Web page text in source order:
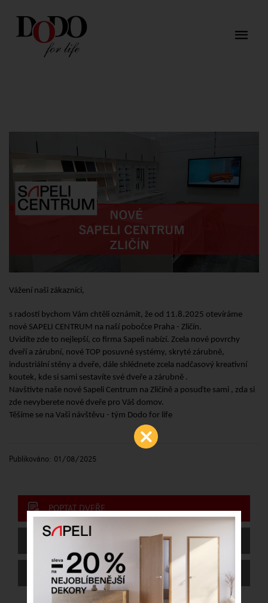
Vážení naši zákazníci,
s radostí bychom Vám chtěli oznámit, že od 11.8.2025 otevíráme
nové SAPELI CENTRUM na naší pobočce Praha - Zličín.
Uvidíte zde to nejlepší, co firma Sapeli nabízí. Zcela nové povrchy
dveří a zárubní, nové TOP posuvné systémy, skryté zárubně,
industriální stěny a dveře, dále shlédnete zcela nadčasový kreativní
koutek, kde si sami sestavíte své dveře a zárubně .
Navštivte naše nové Sapeli Centrum na Zličíně a posuďte sami , zda si
zde nevyberete nové dveře pro Váš domov.
Těšíme se na Vaši návštěvu - tým Dodo for life
Publikováno: 01/08/2025
POPTAT DVEŘE
AKTUÁLNÍ CENÍK